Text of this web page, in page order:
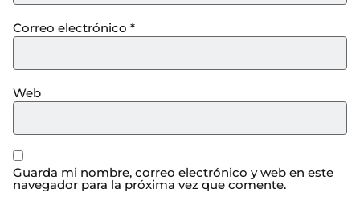
Correo electrónico *
Web
Guarda mi nombre, correo electrónico y web en este
navegador para la próxima vez que comente.